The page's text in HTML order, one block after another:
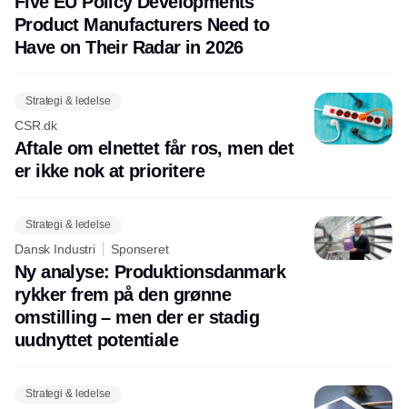
Product Manufacturers Need to
Have on Their Radar in 2026
Strategi & ledelse
CSR.dk
Aftale om elnettet får ros, men det
er ikke nok at prioritere
Strategi & ledelse
Dansk Industri Sponseret
Ny analyse: Produktionsdanmark
rykker frem på den grønne
omstilling – men der er stadig
uudnyttet potentiale
Strategi & ledelse